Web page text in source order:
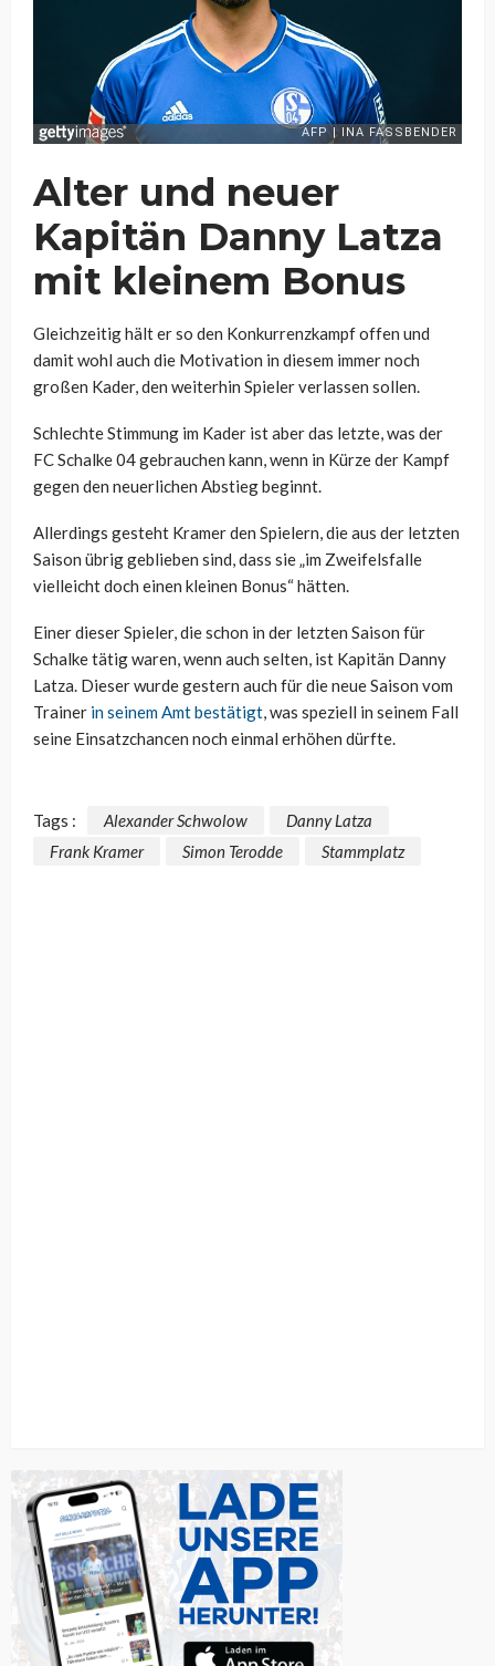
Alter und neuer
Kapitän Danny Latza
mit kleinem Bonus
Gleichzeitig hält er so den Konkurrenzkampf offen und
damit wohl auch die Motivation in diesem immer noch
großen Kader, den weiterhin Spieler verlassen sollen.
Schlechte Stimmung im Kader ist aber das letzte, was der
FC Schalke 04 gebrauchen kann, wenn in Kürze der Kampf
gegen den neuerlichen Abstieg beginnt.
Allerdings gesteht Kramer den Spielern, die aus der letzten
Saison übrig geblieben sind, dass sie „im Zweifelsfalle
vielleicht doch einen kleinen Bonus“ hätten.
Einer dieser Spieler, die schon in der letzten Saison für
Schalke tätig waren, wenn auch selten, ist Kapitän Danny
Latza. Dieser wurde gestern auch für die neue Saison vom
Trainer in seinem Amt bestätigt, was speziell in seinem Fall
seine Einsatzchancen noch einmal erhöhen dürfte.
Tags : Alexander Schwolow
Danny Latza
Frank Kramer
Simon Terodde Stammplatz